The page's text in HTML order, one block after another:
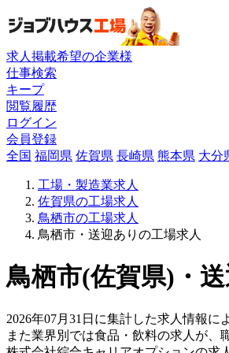
求人掲載希望の企業様
仕事検索
キープ
閲覧履歴
ログイン
会員登録
全国 福岡県 佐賀県 長崎県 熊本県 大分
工場・製造業求人
佐賀県の工場求人
鳥栖市の工場求人
鳥栖市・送迎ありの工場求人
鳥栖市(佐賀県)・
2026年07月31日に集計した求人情報に
また業界別では食品・飲料の求人が、